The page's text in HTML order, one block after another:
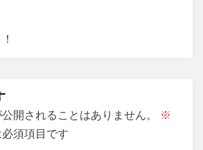
開されることはありません。
※
須項目です